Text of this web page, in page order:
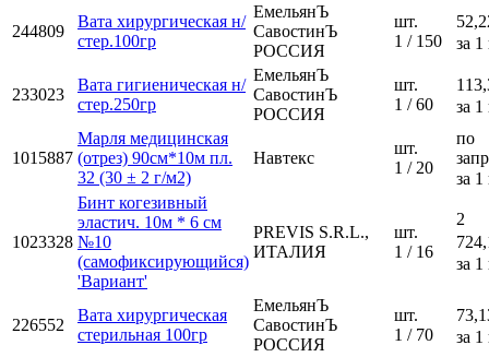
244809
Вата хирургическая н/
стер.100гр
ЕмельянЪ
СавостинЪ
РОССИЯ
шт.
1 / 150
за
233023
Вата гигиеническая н/
стер.250гр
ЕмельянЪ
СавостинЪ
РОССИЯ
шт.
1 / 60
за
1015887
Марля медицинская
(отрез) 90см*10м пл.
32 (30 ± 2 г/м2)
Навтекс
шт.
1 / 20
по
за
1023328
Бинт когезивный
эластич. 10м * 6 см
№10
(самофиксирующийся)
'Вариант'
PREVIS S.R.L.,
ИТАЛИЯ
шт.
1 / 16
2
за
226552
Вата хирургическая
стерильная 100гр
ЕмельянЪ
СавостинЪ
РОССИЯ
шт.
1 / 70
за